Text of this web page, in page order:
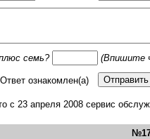
ceмь? (Впишите
ознакомлен(а)
с 23 апреля 2008 сервис